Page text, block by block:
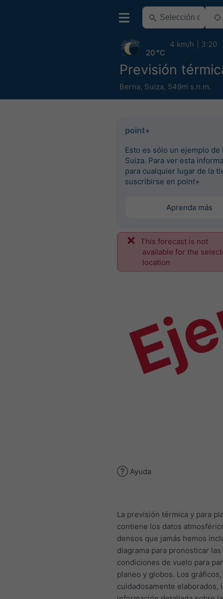
Previsión
Berna, Suiza, 549m s.n.m.
20 °C
4 km/h 3:20
point+
Esto es sólo un ejemplo de
Suiza. Para ver esta
para cualquier lugar de la
suscribirse en point+
Aprenda más
This forecast is not
available for the
location
Ayuda
La previsión térmica y para
contiene los datos
densos que jamás hemos
diagrama para pronosticar las
condiciones de vuelo para
planeo y globos. Los gráficos,
cuidadosamente elaborados,